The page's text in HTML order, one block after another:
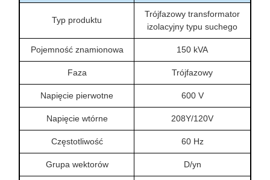
Typ produktu
Trójfazowy transformator
izolacyjny typu suchego
Pojemność znamionowa 150 kVA
Faza Trójfazowy
Napięcie pierwotne 600 V
Napięcie wtórne 208Y/120V
Częstotliwość 60 Hz
Grupa wektorów D/yn